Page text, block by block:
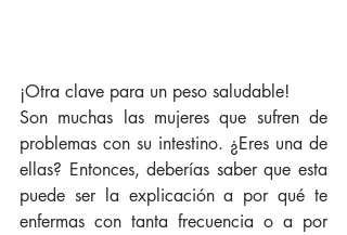
¡Otra clave para un peso saludable!
Son muchas las mujeres que sufren de
problemas con su intestino. ¿Eres una de
ellas? Entonces, deberías saber que esta
puede ser la explicación a por qué te
enfermas con tanta frecuencia o a por